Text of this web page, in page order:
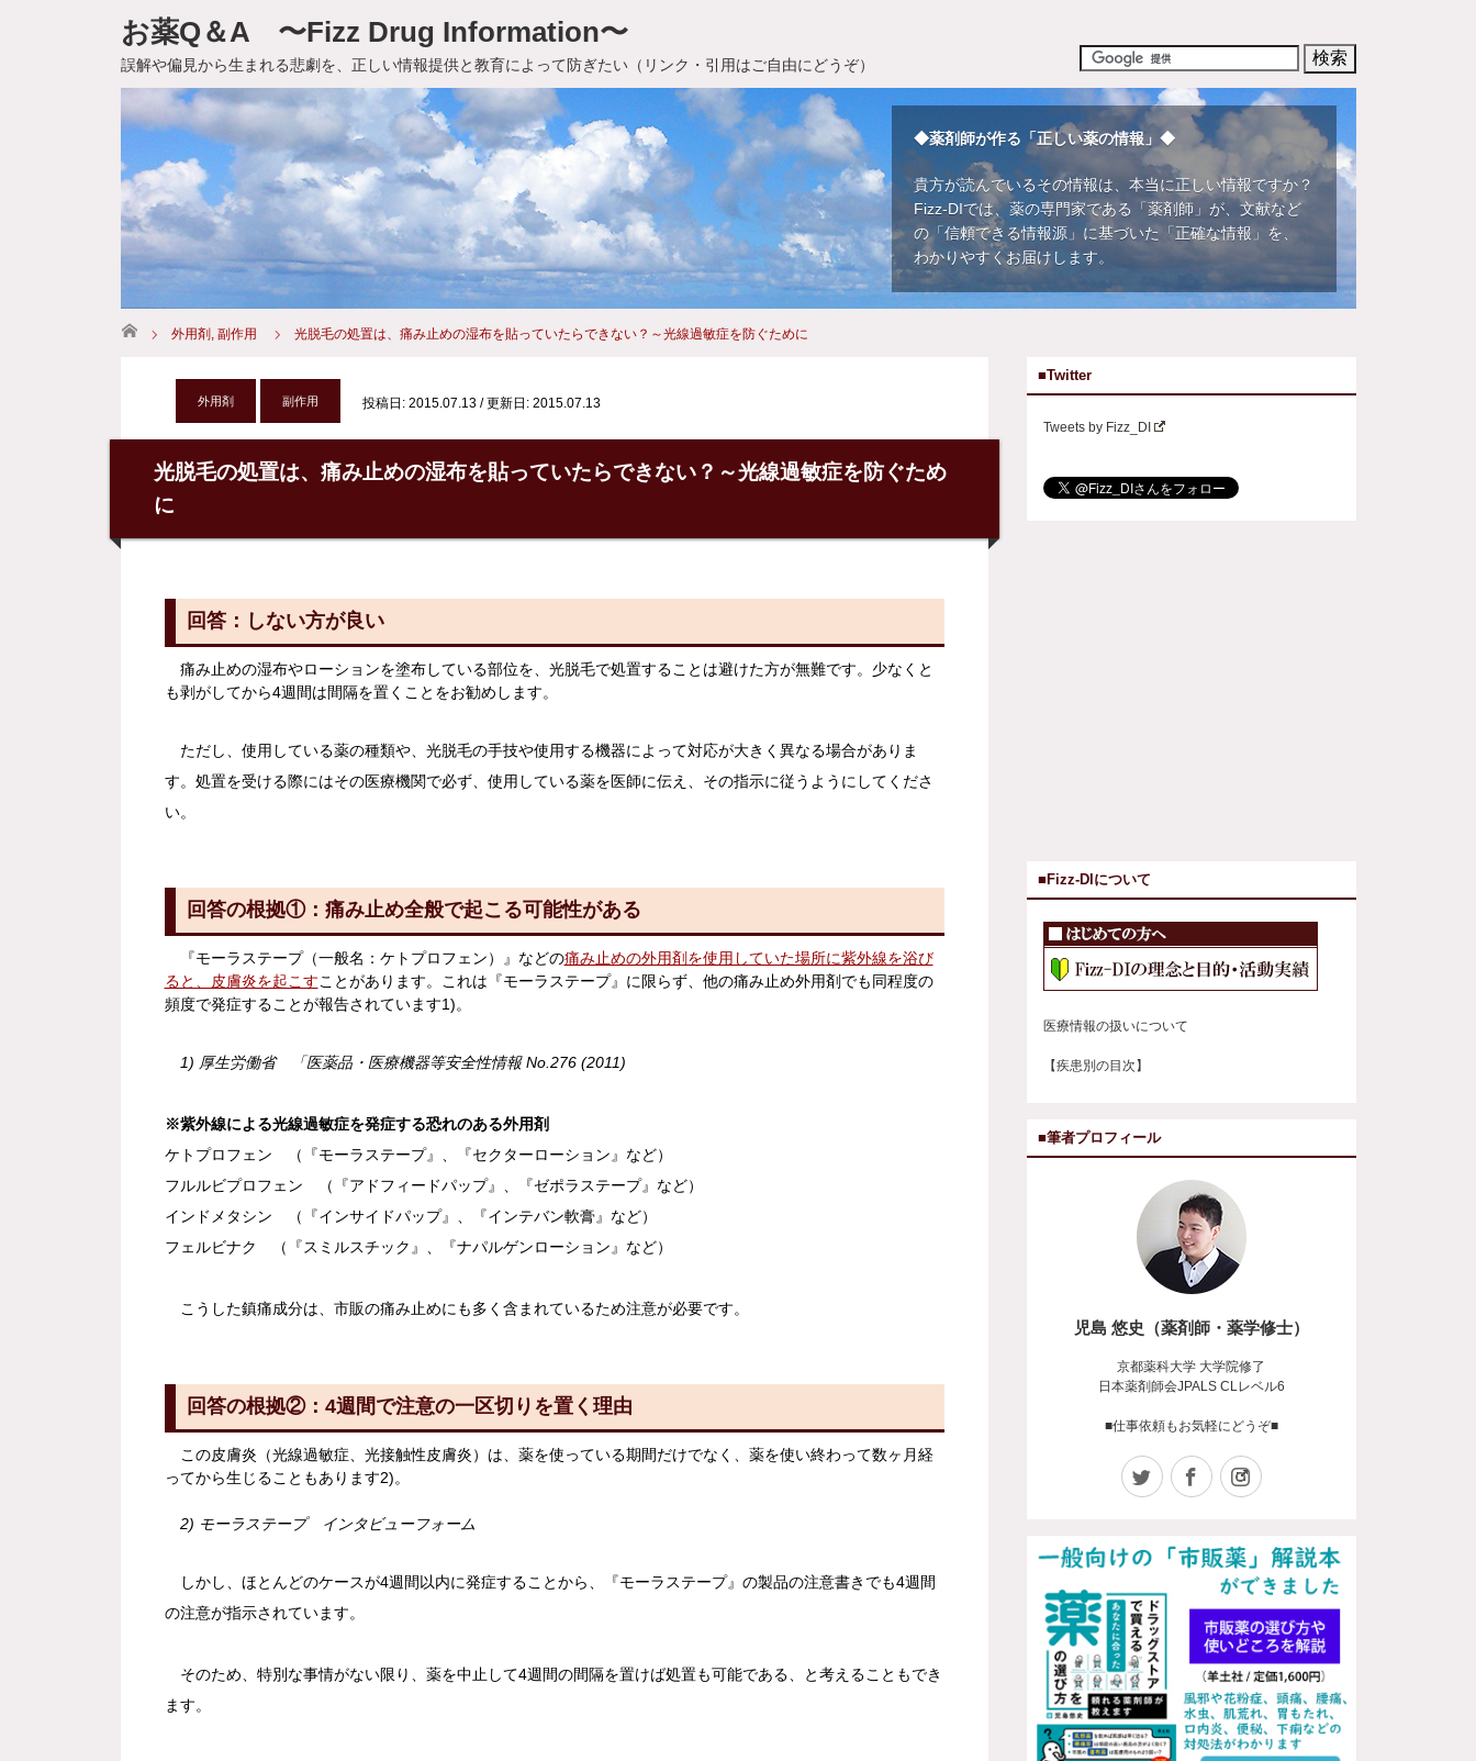
お薬Q＆A 〜Fizz Drug Information〜
誤解や偏見から生まれる悲劇を、正しい情報提供と教育によって防ぎたい（リンク・引用はご自由にどうぞ）
◆薬剤師が作る「正しい薬の情報」◆
貴方が読んでいるその情報は、本当に正しい情報ですか？
Fizz-DIでは、薬の専門家である「薬剤師」が、文献など
の「信頼できる情報源」に基づいた「正確な情報」を、
わかりやすくお届けします。
ホーム 外用剤 , 副作用 光脱毛の処置は、痛み止めの湿布を貼っていたらできない？～光線過敏症を防ぐために
外用剤 副作用 投稿日: 2015.07.13/更新日: 2015.07.13
光脱毛の処置は、痛み止めの湿布を貼っていたらできない？～光線過敏症を防ぐため
に
回答：しない方が良い
痛み止めの湿布やローションを塗布している部位を、光脱毛で処置することは避けた方が無難です。少なくと
も剥がしてから4週間は間隔を置くことをお勧めします。
ただし、使用している薬の種類や、光脱毛の手技や使用する機器によって対応が大きく異なる場合がありま
す。処置を受ける際にはその医療機関で必ず、使用している薬を医師に伝え、その指示に従うようにしてくださ
い。
回答の根拠①：痛み止め全般で起こる可能性がある
『モーラステープ（一般名：ケトプロフェン）』などの痛み止めの外用剤を使用していた場所に紫外線を浴び
ると、皮膚炎を起こすことがあります。これは『モーラステープ』に限らず、他の痛み止め外用剤でも同程度の
頻度で発症することが報告されています1)。
1) 厚生労働省 「医薬品・医療機器等安全性情報 No.276 (2011)
※紫外線による光線過敏症を発症する恐れのある外用剤
ケトプロフェン （『モーラステープ』、『セクターローション』など）
フルルビプロフェン （『アドフィードパップ』、『ゼポラステープ』など）
インドメタシン （『インサイドパップ』、『インテバン軟膏』など）
フェルビナク （『スミルスチック』、『ナパルゲンローション』など）
こうした鎮痛成分は、市販の痛み止めにも多く含まれているため注意が必要です。
回答の根拠②：4週間で注意の一区切りを置く理由
この皮膚炎（光線過敏症、光接触性皮膚炎）は、薬を使っている期間だけでなく、薬を使い終わって数ヶ月経
ってから生じることもあります2)。
2) モーラステープ インタビューフォーム
しかし、ほとんどのケースが4週間以内に発症することから、『モーラステープ』の製品の注意書きでも4週間
の注意が指示されています。
そのため、特別な事情がない限り、薬を中止して4週間の間隔を置けば処置も可能である、と考えることもでき
ます。
■Twitter
Tweets by Fizz_DI
■Fizz-DIについて
医療情報の扱いについて
【疾患別の目次】
■筆者プロフィール
児島 悠史（薬剤師・薬学修士）
京都薬科大学 大学院修了
日本薬剤師会JPALS CLレベル6
■仕事依頼もお気軽にどうぞ■
Twitter Facebook